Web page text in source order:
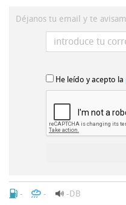
Déjanos tu email y te
He leído y acepto la
- - -DB